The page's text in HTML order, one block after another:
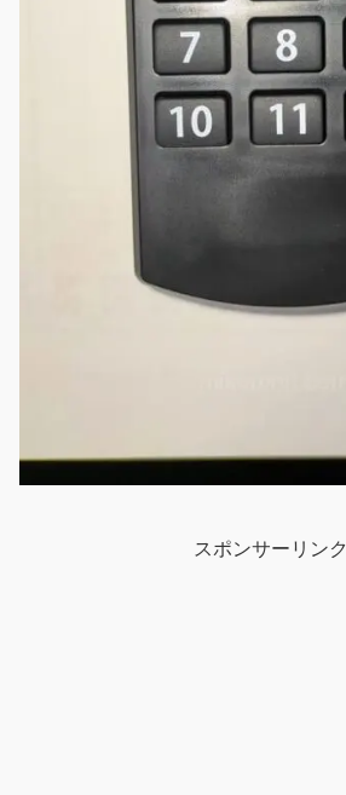
スポンサーリンク